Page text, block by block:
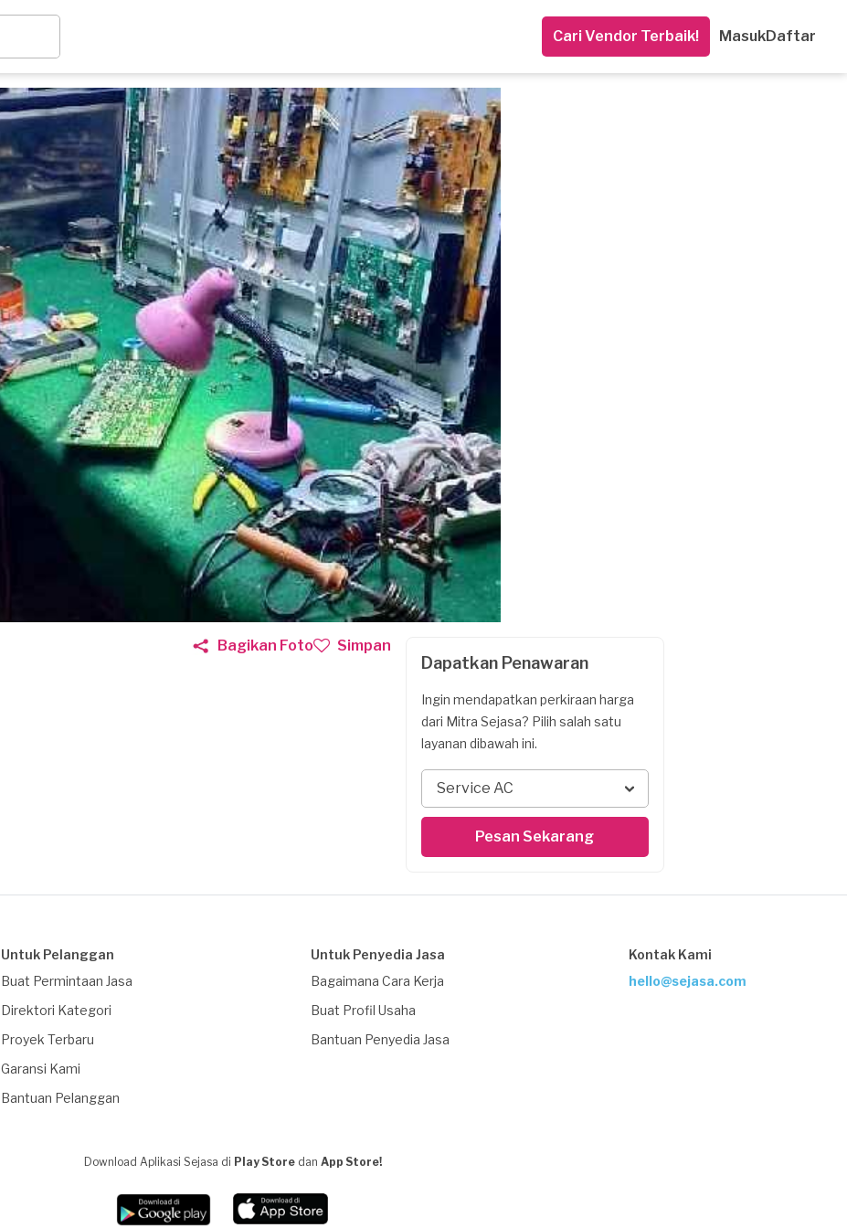
Cari Vendor Terbaik! MasukDaftar
Bagikan Foto Simpan
Dapatkan Penawaran
Ingin mendapatkan perkiraan harga
dari Mitra Sejasa? Pilih salah satu
layanan dibawah ini.
Service AC
Pesan Sekarang
Untuk Pelanggan
Buat Permintaan Jasa
Direktori Kategori
Proyek Terbaru
Garansi Kami
Bantuan Pelanggan
Untuk Penyedia Jasa
Bagaimana Cara Kerja
Buat Profil Usaha
Bantuan Penyedia Jasa
Kontak Kami
hello@sejasa.com
Download Aplikasi Sejasa di Play Store dan App Store!